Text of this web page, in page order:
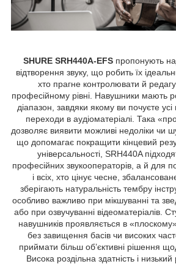
SHURE SRH440A-EFSпропонують
відтворення звуку, що робить їх
хто прагне контролювати й
професійному рівні. Навушники мають
діапазон, завдяки якому ви почуєте
переходи в аудіоматеріалі. Така
дозволяє виявити можливі недоліки чи
що допомагає покращити кінцевий
універсальності, SRH440A
професійних звукооператорів, а й для
і всіх, хто цінує чесне,
зберігають натуральність тембру
особливо важливо при мікшуванні та
або при озвучуванні відеоматеріалів.
навушників проявляється в
без завищення басів чи високих
приймати більш об’єктивні рішення
Висока роздільна здатність і